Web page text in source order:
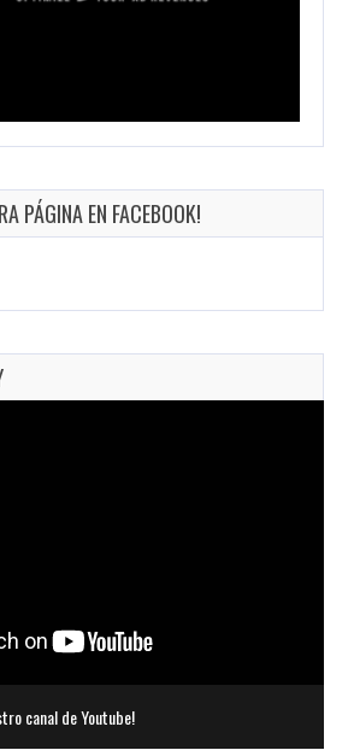
PÁGINA EN FACEBOOK!
canal de Youtube!